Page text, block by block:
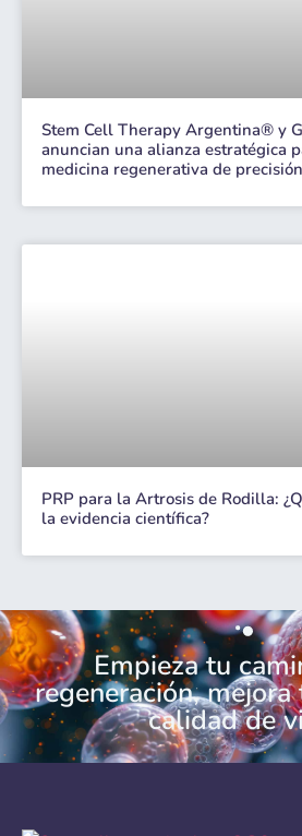
Stem Cell Therapy Argentina® y
anuncian una alianza estratégica
medicina regenerativa de
PRP para la Artrosis de Rodilla:
la evidencia científica?
Empieza tu
regeneración,
calidad de